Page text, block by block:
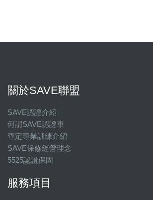
關於SAVE聯盟
SAVE認證介紹
何謂SAVE認證車
查定專業訓練介紹
SAVE保修經營理念
5525認證保固
服務項目